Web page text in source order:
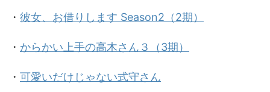
・ 彼女、お借りします Season2（2期）
・ からかい上手の高木さん３（3期）
・ 可愛いだけじゃない式守さん